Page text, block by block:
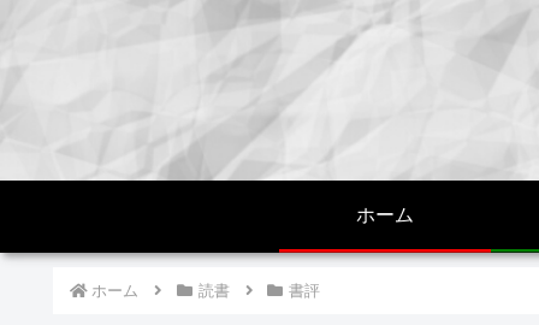
ホーム
ホーム 読書 書評